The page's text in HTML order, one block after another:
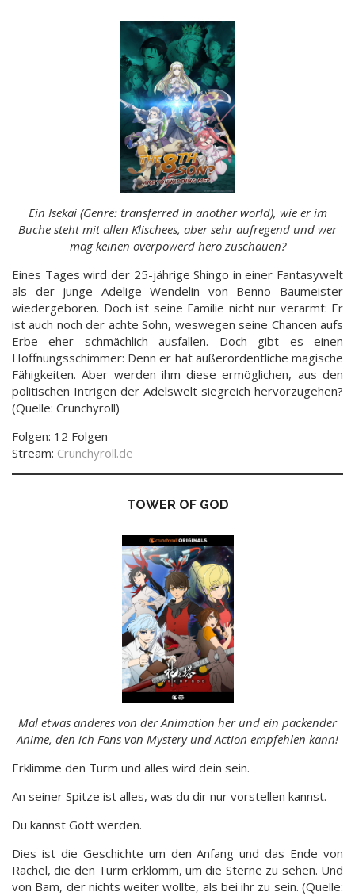
Ein Isekai (Genre: transferred in another world), wie er im
Buche steht mit allen Klischees, aber sehr aufregend und wer
mag keinen overpowerd hero zuschauen?
Eines Tages wird der 25-jährige Shingo in einer Fantasywelt
als der junge Adelige Wendelin von Benno Baumeister
wiedergeboren. Doch ist seine Familie nicht nur verarmt: Er
ist auch noch der achte Sohn, weswegen seine Chancen aufs
Erbe eher schmächlich ausfallen. Doch gibt es einen
Hoffnungsschimmer: Denn er hat außerordentliche magische
Fähigkeiten. Aber werden ihm diese ermöglichen, aus den
politischen Intrigen der Adelswelt siegreich hervorzugehen?
(Quelle: Crunchyroll)
Folgen: 12 Folgen
Stream: Crunchyroll.de
TOWER OF GOD
Mal etwas anderes von der Animation her und ein packender
Anime, den ich Fans von Mystery und Action empfehlen kann!
Erklimme den Turm und alles wird dein sein.
An seiner Spitze ist alles, was du dir nur vorstellen kannst.
Du kannst Gott werden.
Dies ist die Geschichte um den Anfang und das Ende von
Rachel, die den Turm erklomm, um die Sterne zu sehen. Und
von Bam, der nichts weiter wollte, als bei ihr zu sein. (Quelle: